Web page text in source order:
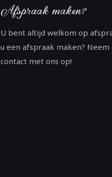
Afspraak maken?
U bent altijd welkom op
u een afspraak maken? Neem
contact met ons op!